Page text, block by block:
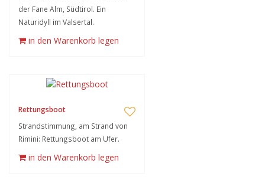
der Fane Alm, Südtirol. Ein
Naturidyll im Valsertal.
in den Warenkorb legen
Rettungsboot
Strandstimmung, am Strand von
Rimini: Rettungsboot am Ufer.
in den Warenkorb legen